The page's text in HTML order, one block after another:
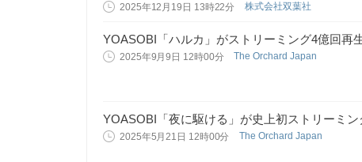
2025年12月19日 13時22分 株式会社双葉社
YOASOBI「ハルカ」がストリーミング4億回再
2025年9月9日 12時00分 The Orchard Japan
YOASOBI「夜に駆ける」が史上初ストリーミン
2025年5月21日 12時00分 The Orchard Japan